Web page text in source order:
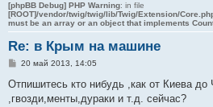
[phpBB Debug] PHP Warning: in file
[ROOT]/vendor/twig/twig/lib/Twig/Extension/
must be an array or an object that implements
Re: в Крым на машине
С
о
щ
20 май 2013, 14:05
Отпишитесь кто нибудь ,как от Киева до
,гвозди,менты,дураки и т.д. сейчас?